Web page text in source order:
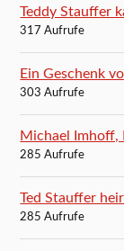
Teddy Stauffer
317 Aufrufe
Ein Geschenk
303 Aufrufe
Michael Imhoff,
285 Aufrufe
Ted Stauffer
285 Aufrufe